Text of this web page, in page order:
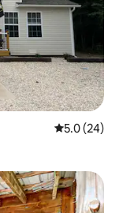
คะแนนเฉลี่ย
5.0 (24)